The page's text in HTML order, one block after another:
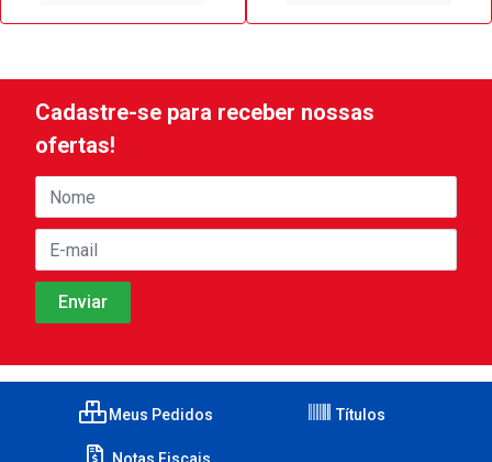
Cadastre-se para receber nossas
ofertas!
Meus Pedidos Títulos